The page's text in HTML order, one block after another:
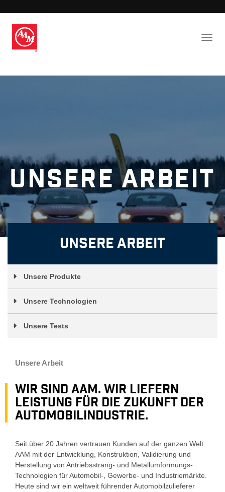
Unsere Arbeit
Unsere Arbeit
Unsere Produkte
Unsere Technologien
Unsere Tests
Unsere Arbeit
Wir sind AAM. Wir liefern
LEISTUNG für die Zukunft der
Automobilindustrie.
Seit über 20 Jahren vertrauen Kunden auf der ganzen Welt
AAM mit der Entwicklung, Konstruktion, Validierung und
Herstellung von Antriebsstrang- und Metallumformungs-
Technologien für Automobil-, Gewerbe- und Industriemärkte.
Heute sind wir ein weltweit führender Automobilzulieferer